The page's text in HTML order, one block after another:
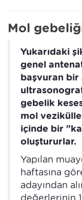
Mol
Yukarıdaki
genel
başvuran bir
gebelik
mol
içinde bir
oluştururlar.
Yapılan
haftasına
adayından
değerlerinin